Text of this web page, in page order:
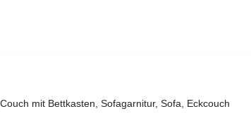
mit Bettkasten, Sofagarnitur, Sofa, Eckcouch